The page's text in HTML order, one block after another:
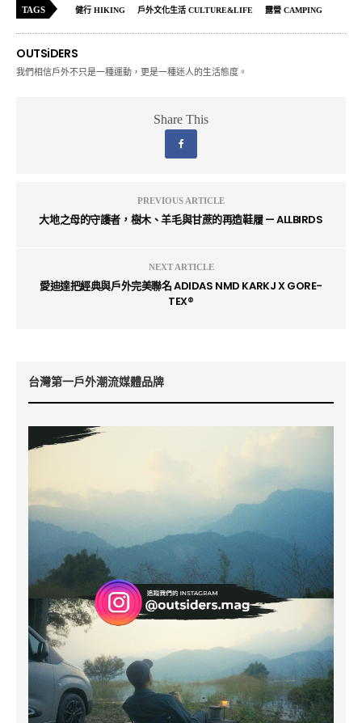
TAGS 健行 HIKING 戶外文化生活 CULTURE&LIFE 露營 CAMPING
OUTSiDERS
我們相信戶外不只是一種運動，更是一種迷人的生活態度。
Share This
PREVIOUS ARTICLE
大地之母的守護者，樹木、羊毛與甘蔗的再造鞋履 — ALLBIRDS
NEXT ARTICLE
愛迪達把經典與戶外完美聯名 ADIDAS NMD KARKJ X GORE-
TEX®
台灣第一戶外潮流媒體品牌